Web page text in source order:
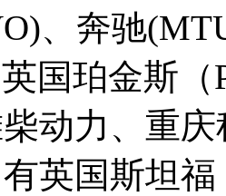
、奔驰
国珀金斯
动力、重
英国斯坦